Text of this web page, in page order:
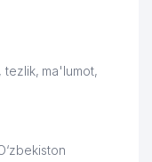
tezlik, ma'lumot,